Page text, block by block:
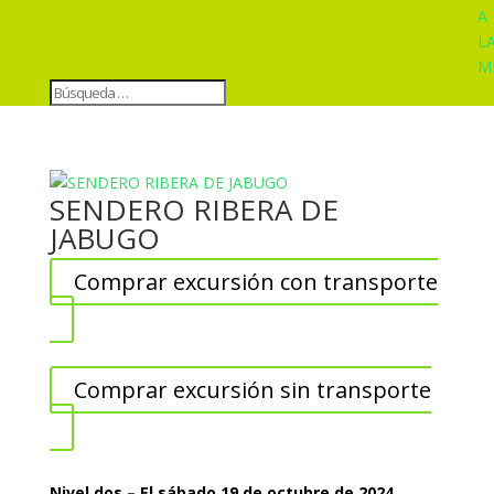
A
SENDERO RIBERA DE
JABUGO
Comprar excursión con transporte
Comprar excursión sin transporte